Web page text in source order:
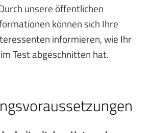
unsere öffentlichen
können sich Ihre
informieren, wie Ihr
Test abgeschnitten hat.